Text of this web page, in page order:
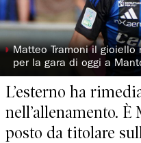
◗Matteo Tramoni il gioiello
per la gara di oggi a
L’esterno ha
nell’allenamento.
posto da titolare